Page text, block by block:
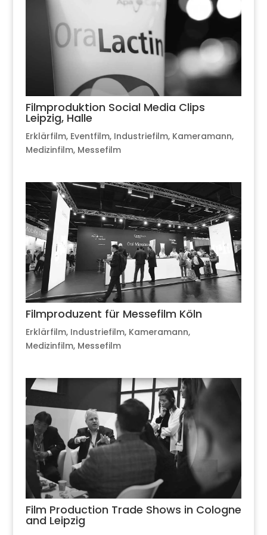
Filmproduktion Social Media Clips
Leipzig, Halle
Erklärfilm, Eventfilm, Industriefilm, Kameramann,
Medizinfilm, Messefilm
Filmproduzent für Messefilm Köln
Erklärfilm, Industriefilm, Kameramann,
Medizinfilm, Messefilm
Film Production Trade Shows in Cologne
and Leipzig